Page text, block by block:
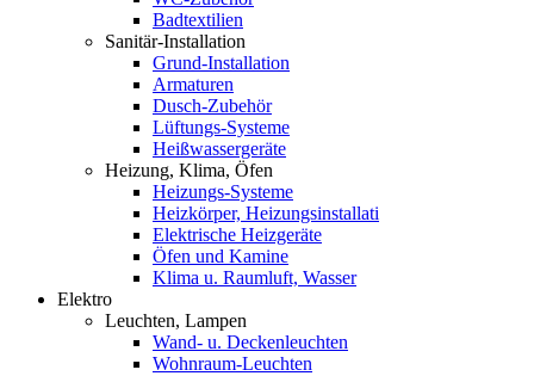
Badtextilien
Sanitär-Installation
Grund-Installation
Armaturen
Dusch-Zubehör
Lüftungs-Systeme
Heißwassergeräte
Heizung, Klima, Öfen
Heizungs-Systeme
Heizkörper, Heizungsinstallati
Elektrische Heizgeräte
Öfen und Kamine
Klima u. Raumluft, Wasser
Elektro
Leuchten, Lampen
Wand- u. Deckenleuchten
Wohnraum-Leuchten